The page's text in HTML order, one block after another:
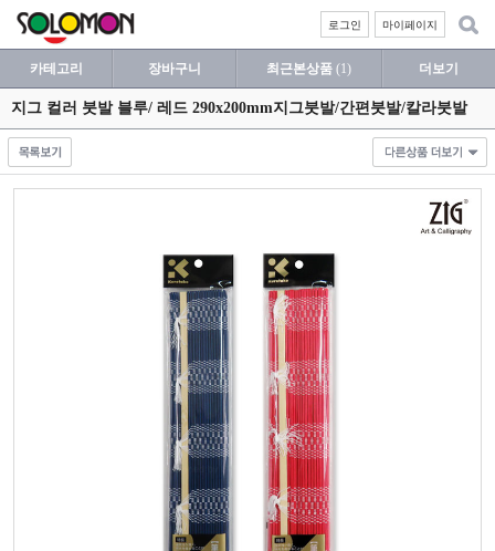
마이페이지
로그인
카테고리 장바구니 최근본상품 (1) 더보기
지그 컬러 붓발 블루/ 레드 290x200mm지그붓발/간편붓발/칼라붓발